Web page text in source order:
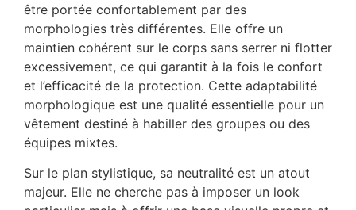
être portée confortablement par des
morphologies très différentes. Elle offre un
maintien cohérent sur le corps sans serrer ni flotter
excessivement, ce qui garantit à la fois le confort
et l’efficacité de la protection. Cette adaptabilité
morphologique est une qualité essentielle pour un
vêtement destiné à habiller des groupes ou des
équipes mixtes.
Sur le plan stylistique, sa neutralité est un atout
majeur. Elle ne cherche pas à imposer un look